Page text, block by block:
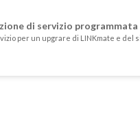
di servizio programmata
per un upgrare di LINKmate e del